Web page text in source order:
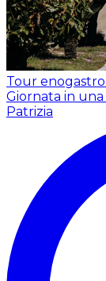
Tour
Giornata in
Patrizia